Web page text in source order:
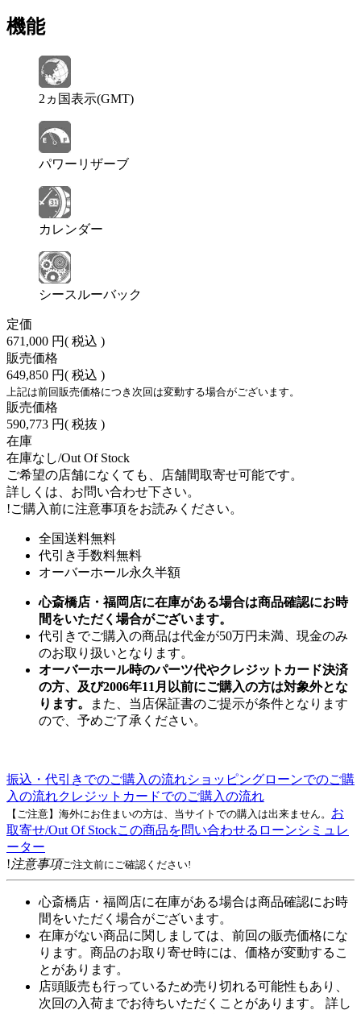
機能
2ヵ国表示(GMT)
パワーリザーブ
カレンダー
シースルーバック
定価
671,000 円( 税込 )
販売価格
649,850 円( 税込 )
上記は前回販売価格につき次回は変動する場合がございます。
販売価格
590,773 円( 税抜 )
在庫
在庫なし/Out Of Stock
ご希望の店舗になくても、店舗間取寄せ可能です。
詳しくは、お問い合わせ下さい。
!ご購入前に注意事項をお読みください。
全国送料無料
代引き手数料無料
オーバーホール永久半額
心斎橋店・福岡店に在庫がある場合は商品確認にお時
間をいただく場合がございます。
代引きでご購入の商品は代金が50万円未満、現金のみ
のお取り扱いとなります。
オーバーホール時のパーツ代やクレジットカード決済
の方、及び2006年11月以前にご購入の方は対象外とな
ります。
また、当店保証書のご提示が条件となります
ので、予めご了承ください。
振込・代引きでのご購入の流れショッピングローンでのご購
入の流れクレジットカードでのご購入の流れ
【ご注意】海外にお住まいの方は、当サイトでの購入は出来ません。 お
取寄せ/Out Of Stockこの商品を問い合わせる ローンシミュレ
ーター
!注意事項ご注文前にご確認ください!
心斎橋店・福岡店に在庫がある場合は商品確認にお時
間をいただく場合がございます。
在庫がない商品に関しましては、前回の販売価格にな
ります。商品のお取り寄せ時には、価格が変動するこ
とがあります。
店頭販売も行っているため売り切れる可能性もあり、
次回の入荷までお待ちいただくことがあります。 詳し